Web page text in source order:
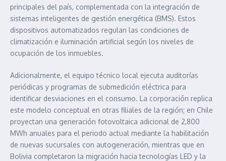
principales del país, complementada con la integración de
sistemas inteligentes de gestión energética (BMS). Estos
dispositivos automatizados regulan las condiciones de
climatización e iluminación artificial según los niveles de
ocupación de los inmuebles.
Adicionalmente, el equipo técnico local ejecuta auditorías
periódicas y programas de submedición eléctrica para
identificar desviaciones en el consumo. La corporación replica
este modelo conceptual en otras filiales de la región; en Chile
proyectan una generación fotovoltaica adicional de 2,800
MWh anuales para el periodo actual mediante la habilitación
de nuevas sucursales con autogeneración, mientras que en
Bolivia completaron la migración hacia tecnologías LED y la